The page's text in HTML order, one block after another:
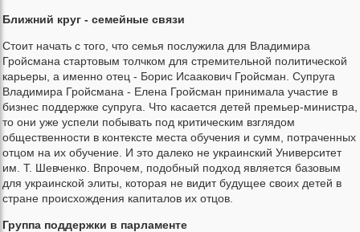
Ближний круг - семейные связи
Стоит начать с того, что семья послужила для Владимира
Гройсмана стартовым толчком для стремительной политической
карьеры, а именно отец - Борис Исаакович Гройсман. Супруга
Владимира Гройсмана - Елена Гройсман принимала участие в
бизнес поддержке супруга. Что касается детей премьер-министра,
то они уже успели побывать под критическим взглядом
общественности в контексте места обучения и сумм, потраченных
отцом на их обучение. И это далеко не украинский Университет
им. Т. Шевченко. Впрочем, подобный подход является базовым
для украинской элиты, которая не видит будущее своих детей в
стране происхождения капиталов их отцов.
Группа поддержки в парламенте